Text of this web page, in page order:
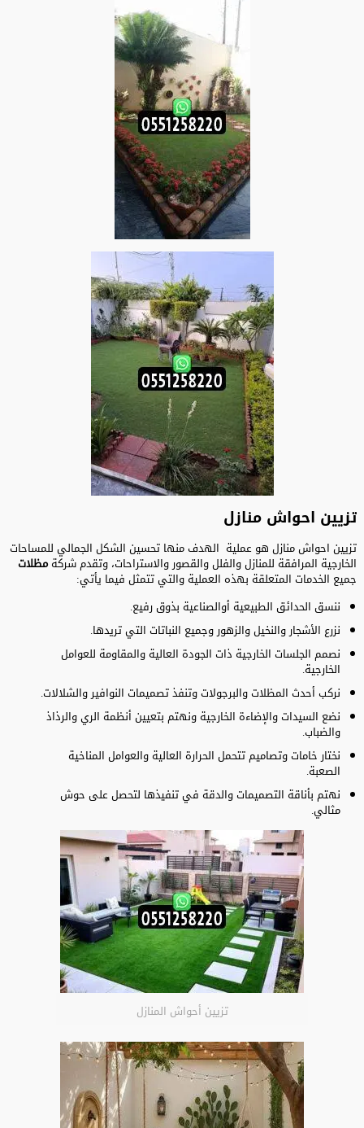
تزيين احواش منازل
تزيين احواش منازل هو عملية الهدف منها تحسين الشكل الجمالي للمساحات
الخارجية المرافقة للمنازل والفلل والقصور والاستراحات، وتقدم شركةمظلات
جميع الخدمات المتعلقة بهذه العملية والتي تتمثل فيما يأتي:
ننسق الحدائق الطبيعية أوالصناعية بذوق رفيع.
نزرع الأشجار والنخيل والزهور وجميع النباتات التي تريدها.
نصمم الجلسات الخارجية ذات الجودة العالية والمقاومة للعوامل
الخارجية.
نركب أحدث المظلات والبرجولات وتنفذ تصميمات النوافير والشلالات.
نضع السيدات والإضاءة الخارجية ونهتم بتعيين أنظمة الري والرذاذ
والضباب.
نختار خامات وتصاميم تتحمل الحرارة العالية والعوامل المناخية
الصعبة.
نهتم بأناقة التصميمات والدقة في تنفيذها لتحصل على حوش
مثالي.
تزيين أحواش المنازل